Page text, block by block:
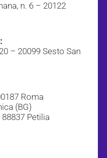
n. 6 – 20122
– 20099 Sesto San
Roma
(BG)
Petilia